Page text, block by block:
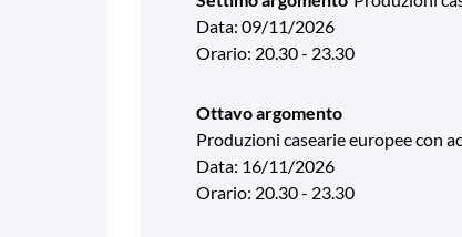
Data: 09/11/2026
Orario: 20.30 - 23.30
Ottavo argomento
Produzioni casearie europee con
Data: 16/11/2026
Orario: 20.30 - 23.30